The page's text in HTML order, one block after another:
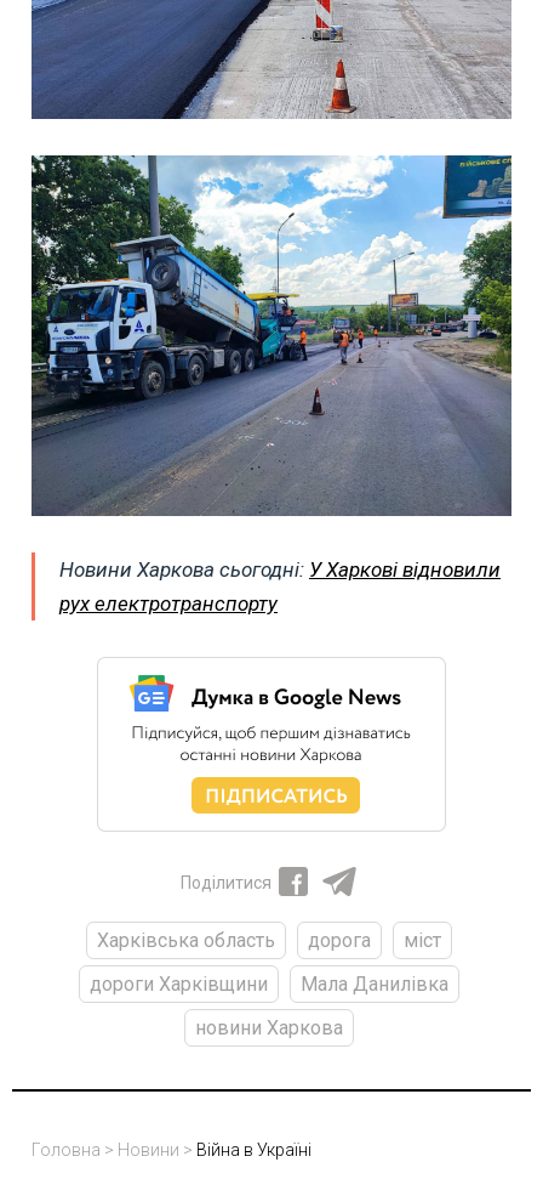
Новини Харкова сьогодні: У Харкові відновили
рух електротранспорту
Поділитися
Харківська область дорога
міст
дороги Харківщини
Мала Данилівка
новини Харкова
Головна > Новини > Війна в Україні